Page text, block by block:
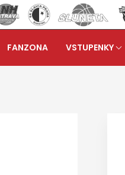
FANZONA
VSTUPENKY